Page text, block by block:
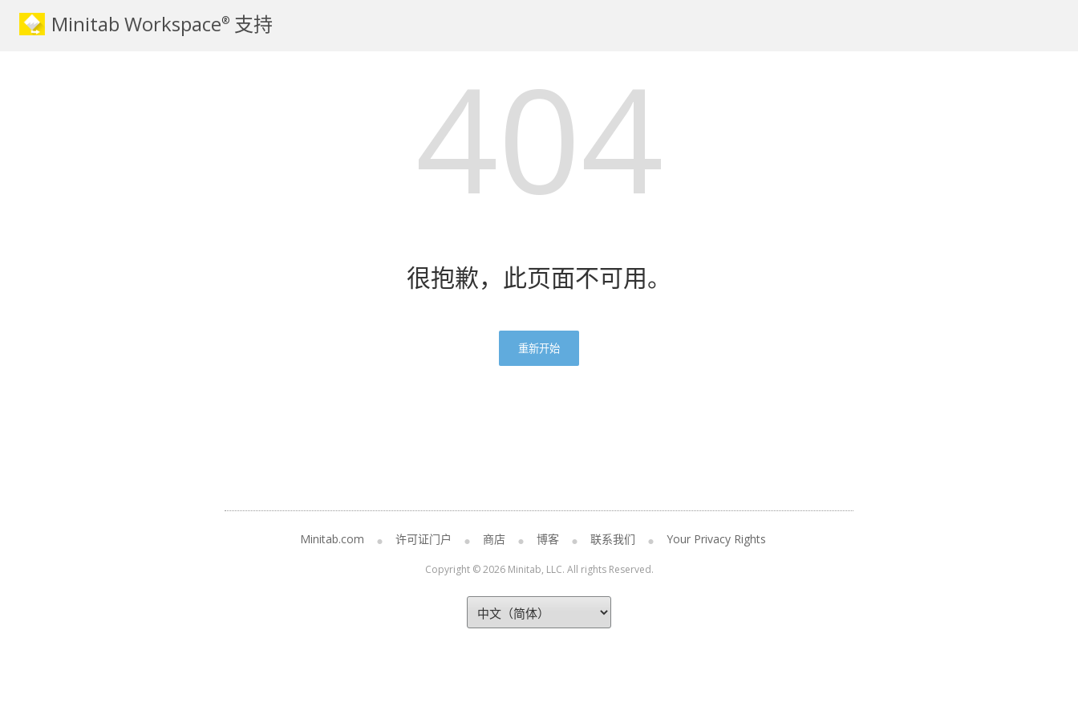
Minitab Workspace® 支持
404
很抱歉，此页面不可用。
重新开始
Minitab.com 许可证门户 商店 博客 联系我们 Your Privacy Rights
Copyright © 2026 Minitab, LLC. All rights Reserved.